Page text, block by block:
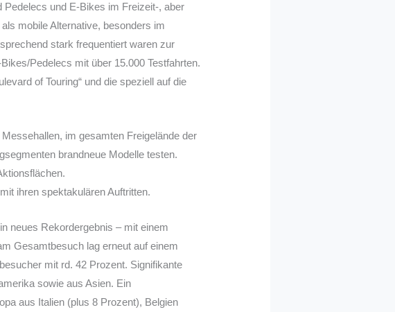
und E-Bikes im Freizeit-, aber
mobile Alternative, besonders im
stark frequentiert waren zur
Pedelecs mit über 15.000 Testfahrten.
of Touring“ und die speziell auf die
im gesamten Freigelände der
brandneue Modelle testen.
ihren spektakulären Auftritten.
neues Rekordergebnis – mit einem
Gesamtbesuch lag erneut auf einem
mit rd. 42 Prozent. Signifikante
sowie aus Asien. Ein
aus Italien (plus 8 Prozent), Belgien